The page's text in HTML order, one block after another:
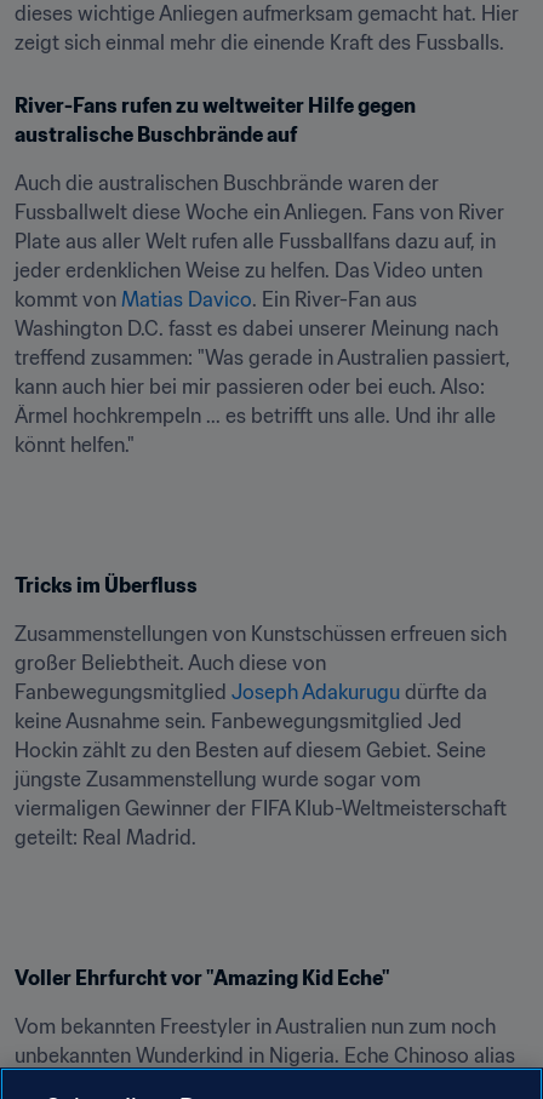
dieses wichtige Anliegen aufmerksam gemacht hat. Hier
zeigt sich einmal mehr die einende Kraft des Fussballs.
River-Fans rufen zu weltweiter Hilfe gegen
australische Buschbrände auf
Auch die australischen Buschbrände waren der
Fussballwelt diese Woche ein Anliegen. Fans von River
Plate aus aller Welt rufen alle Fussballfans dazu auf, in
jeder erdenklichen Weise zu helfen. Das Video unten
kommt von Matias Davico. Ein River-Fan aus
Washington D.C. fasst es dabei unserer Meinung nach
treffend zusammen: "Was gerade in Australien passiert,
kann auch hier bei mir passieren oder bei euch. Also:
Ärmel hochkrempeln ... es betrifft uns alle. Und ihr alle
könnt helfen."
Tricks im Überfluss
Zusammenstellungen von Kunstschüssen erfreuen sich
großer Beliebtheit. Auch diese von
Fanbewegungsmitglied Joseph Adakurugu dürfte da
keine Ausnahme sein. Fanbewegungsmitglied Jed
Hockin zählt zu den Besten auf diesem Gebiet. Seine
jüngste Zusammenstellung wurde sogar vom
viermaligen Gewinner der FIFA Klub-Weltmeisterschaft
geteilt: Real Madrid.
Voller Ehrfurcht vor "Amazing Kid Eche"
Vom bekannten Freestyler in Australien nun zum noch
unbekannten Wunderkind in Nigeria. Eche Chinoso alias